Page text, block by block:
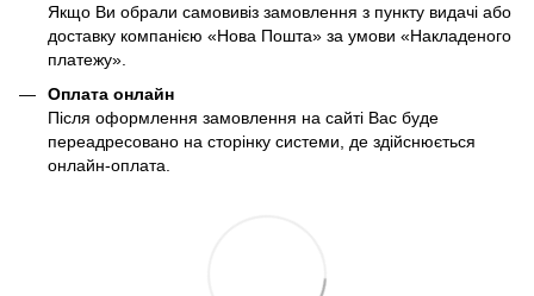
Якщо Ви обрали самовивіз замовлення з пункту видачі або
доставку компанією «Нова Пошта» за умови «Накладеного
платежу».
Оплата онлайн
Після оформлення замовлення на сайті Вас буде
переадресовано на сторінку системи, де здійснюється
онлайн-оплата.